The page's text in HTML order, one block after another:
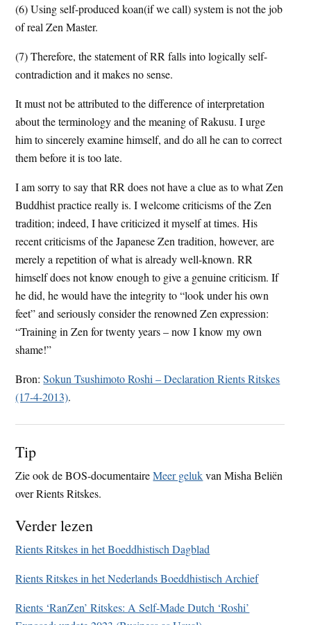
(6) Using self-produced koan(if we call) system is not the job
of real Zen Master.
(7) Therefore, the statement of RR falls into logically self-
contradiction and it makes no sense.
It must not be attributed to the difference of interpretation
about the terminology and the meaning of Rakusu. I urge
him to sincerely examine himself, and do all he can to correct
them before it is too late.
I am sorry to say that RR does not have a clue as to what Zen
Buddhist practice really is. I welcome criticisms of the Zen
tradition; indeed, I have criticized it myself at times. His
recent criticisms of the Japanese Zen tradition, however, are
merely a repetition of what is already well-known. RR
himself does not know enough to give a genuine criticism. If
he did, he would have the integrity to “look under his own
feet” and seriously consider the renowned Zen expression:
“Training in Zen for twenty years – now I know my own
shame!”
Bron:Sokun Tsushimoto Roshi – Declaration Rients Ritskes
(17-4-2013).
Tip
Zie ook de BOS-documentaireMeer gelukvan Misha Beliën
over Rients Ritskes.
Verder lezen
Rients Ritskes in het Boeddhistisch Dagblad
Rients Ritskes in het Nederlands Boeddhistisch Archief
Rients ‘RanZen’ Ritskes: A Self-Made Dutch ‘Roshi’